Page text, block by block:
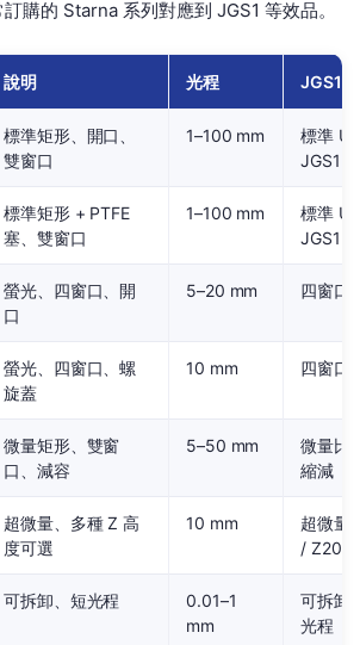
購的 Starna 系列對應到 JGS1 等效品。
說明 光程 JGS1
標準矩形、開口、
雙窗口
1–100 mm
標準
JGS1
標準矩形 + PTFE
塞、雙窗口
1–100 mm
標準
JGS1
螢光、四窗口、開
口
5–20 mm 四窗口
螢光、四窗口、螺
旋蓋
10 mm 四窗口
微量矩形、雙窗
口、減容
5–50 mm
微量比
縮減
超微量、多種 Z 高
度可選
10 mm
超微量
/ Z20
可拆卸、短光程
0.01–1
mm
可拆卸
光程